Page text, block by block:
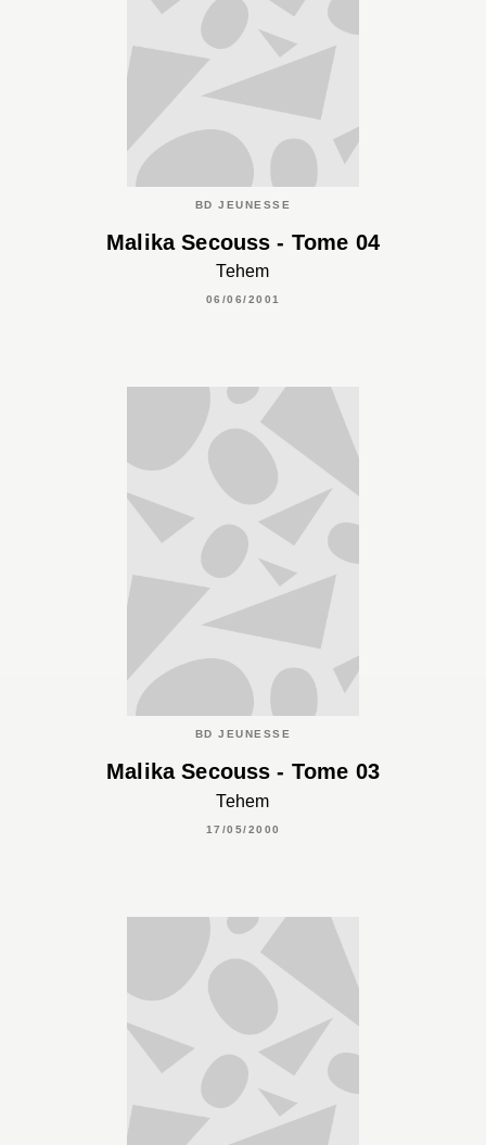
BD JEUNESSE
Malika Secouss - Tome 04
Tehem
06/06/2001
BD JEUNESSE
Malika Secouss - Tome 03
Tehem
17/05/2000